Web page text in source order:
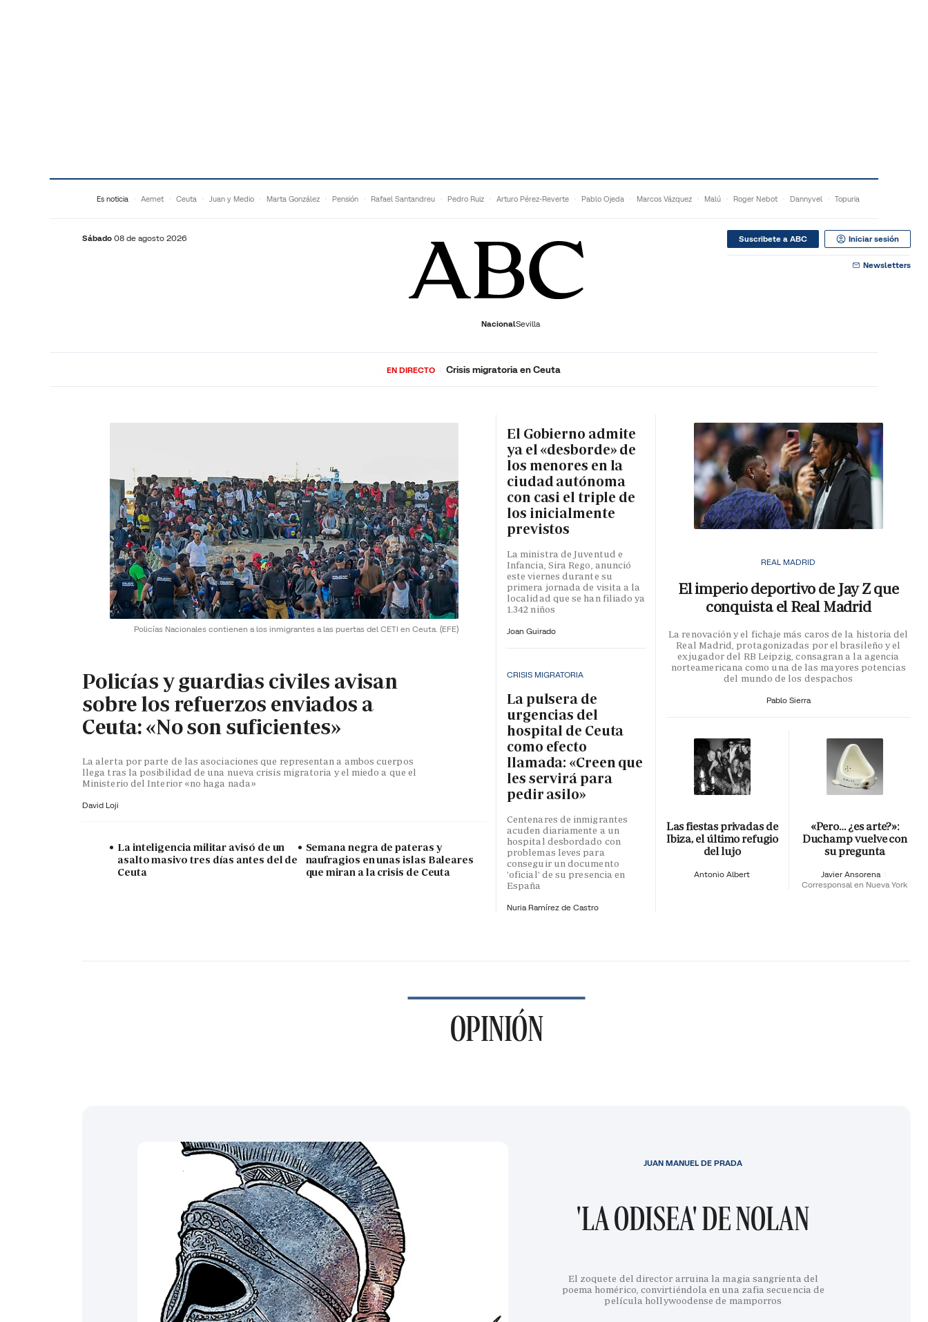
Es noticia Aemet Ceuta Juan y Medio Marta González Pensión Rafael Santandreu Pedro Ruiz Arturo Pérez-Reverte Pablo Ojeda Marcos Vázquez Malú Roger Nebot Dannyvel Topuria
Sábado 08 de agosto 2026
NacionalSevilla
Suscribete a ABC Iniciar sesión
Newsletters
ECONOMÍADEPORTES SOCIEDADCULTURAGENTEPLAY
EN DIRECTO Crisis migratoria en Ceuta
Policías Nacionales contienen a los inmigrantes a las puertas del CETI en Ceuta. (EFE)
Policías y guardias civiles avisan
sobre los refuerzos enviados a
Ceuta: «No son suficientes»
La alerta por parte de las asociaciones que representan a ambos cuerpos
llega tras la posibilidad de una nueva crisis migratoria y el miedo a que el
Ministerio del Interior «no haga nada»
David Loji
La inteligencia militar avisó de un
asalto masivo tres días antes del de
Ceuta
Semana negra de pateras y
naufragios en unas islas Baleares
que miran a la crisis de Ceuta
El Gobierno admite
ya el «desborde» de
los menores en la
ciudad autónoma
con casi el triple de
los inicialmente
previstos
La ministra de Juventud e
Infancia, Sira Rego, anunció
este viernes durante su
primera jornada de visita a la
localidad que se han filiado ya
1.342 niños
Joan Guirado
CRISIS MIGRATORIA
La pulsera de
urgencias del
hospital de Ceuta
como efecto
llamada: «Creen que
les servirá para
pedir asilo»
Centenares de inmigrantes
acuden diariamente a un
hospital desbordado con
problemas leves para
conseguir un documento
'oficial' de su presencia en
España
Nuria Ramírez de Castro
REAL MADRID
El imperio deportivo de Jay Z que
conquista el Real Madrid
La renovación y el fichaje más caros de la historia del
Real Madrid, protagonizadas por el brasileño y el
exjugador del RB Leipzig, consagran a la agencia
norteamericana como una de las mayores potencias
del mundo de los despachos
Pablo Sierra
Las fiestas privadas de
Ibiza, el último refugio
del lujo
Antonio Albert
«Pero… ¿es arte?»:
Duchamp vuelve con
su pregunta
Javier Ansorena
Corresponsal en Nueva York
OPINIÓN
'LA ODISEA' DE NOLAN
El zoquete del director arruina la magia sangrienta del
poema homérico, convirtiéndola en una zafia secuencia de
película hollywoodense de mamporros
JUAN MANUEL DE PRADA